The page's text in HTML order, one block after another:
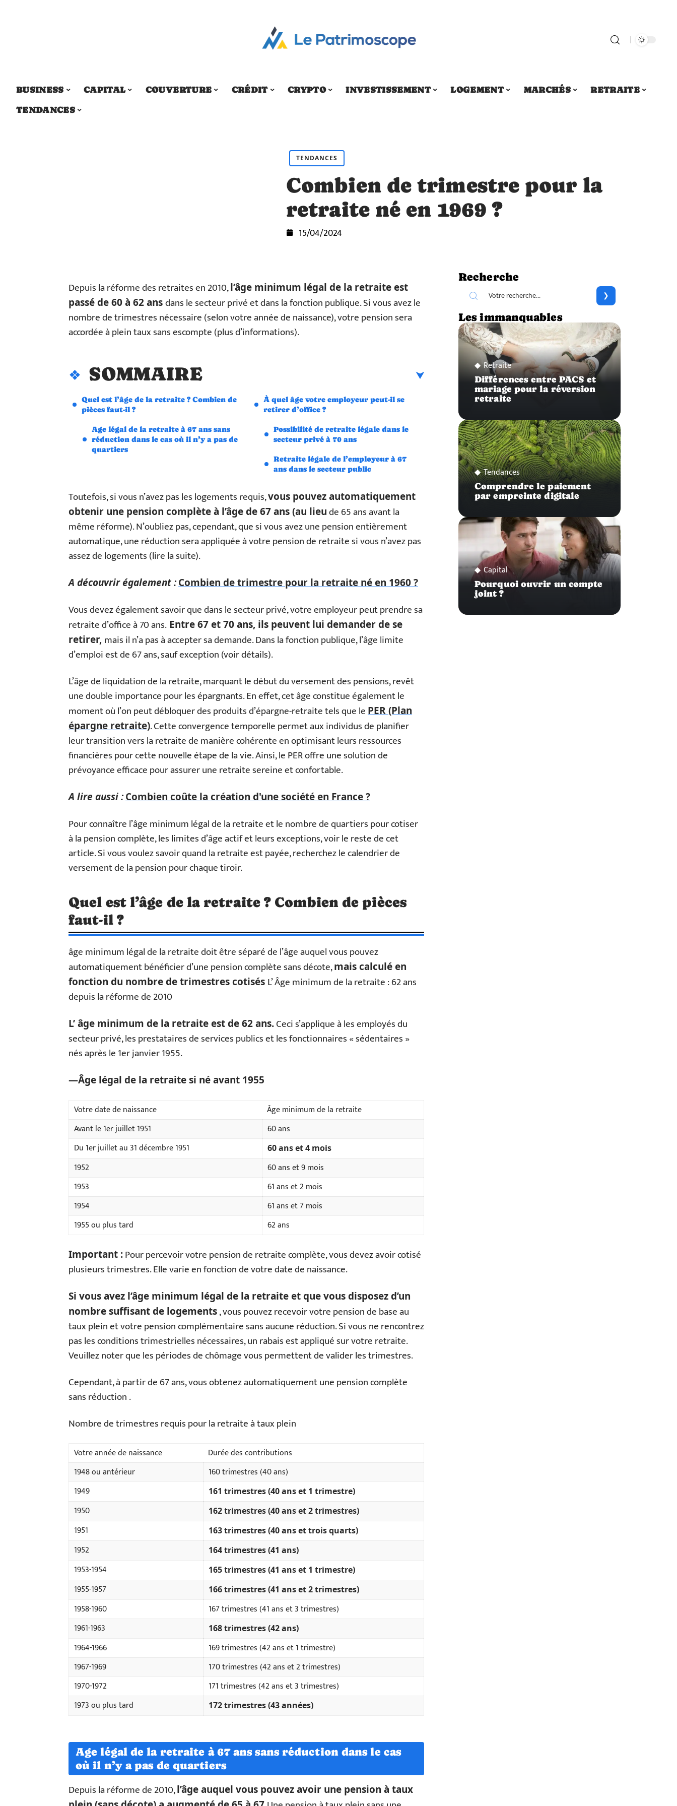
BUSINESS CAPITAL COUVERTURE CRÉDIT CRYPTO INVESTISSEMENT LOGEMENT MARCHÉS
RETRAITE
TENDANCES
TENDANCES
Combien de trimestre pour la
retraite né en 1969 ?
15/04/2024
Depuis la réforme des retraites en 2010,l’âge minimum légal de la retraite est
passé de 60 à 62 ansdans le secteur privé et dans la fonction publique. Si vous avez le
nombre de trimestres nécessaire (selon votre année de naissance), votre pension sera
accordée à plein taux sans escompte (plus d’informations).
SOMMAIRE
Quel est l’âge de la retraite ? Combien de
pièces faut-il ?
Age légal de la retraite à 67 ans sans
réduction dans le cas où il n’y a pas de
quartiers
À quel âge votre employeur peut-il se
retirer d’office ?
Possibilité de retraite légale dans le
secteur privé à 70 ans
Retraite légale de l’employeur à 67
ans dans le secteur public
Toutefois, si vous n’avez pas les logements requis,vous pouvez automatiquement
obtenir une pension complète à l’âge de 67 ans (au lieude 65 ans avant la
même réforme). N’oubliez pas, cependant, que si vous avez une pension entièrement
automatique, une réduction sera appliquée à votre pension de retraite si vous n’avez pas
assez de logements (lire la suite).
A découvrir également :Combien de trimestre pour la retraite né en 1960 ?
Vous devez également savoir que dans le secteur privé, votre employeur peut prendre sa
retraite d’office à 70 ans. Entre 67 et 70 ans, ils peuvent lui demander de se
retirer, mais il n’a pas à accepter sa demande. Dans la fonction publique, l’âge limite
d’emploi est de 67 ans, sauf exception (voir détails).
L’âge de liquidation de la retraite, marquant le début du versement des pensions, revêt
une double importance pour les épargnants. En effet, cet âge constitue également le
moment où l’on peut débloquer des produits d’épargne-retraite tels que le PER (Plan
épargne retraite). Cette convergence temporelle permet aux individus de planifier
leur transition vers la retraite de manière cohérente en optimisant leurs ressources
financières pour cette nouvelle étape de la vie. Ainsi, le PER offre une solution de
prévoyance efficace pour assurer une retraite sereine et confortable.
A lire aussi :Combien coûte la création d'une société en France ?
Pour connaître l’âge minimum légal de la retraite et le nombre de quartiers pour cotiser
à la pension complète, les limites d’âge actif et leurs exceptions, voir le reste de cet
article. Si vous voulez savoir quand la retraite est payée, recherchez le calendrier de
versement de la pension pour chaque tiroir.
Quel est l’âge de la retraite ? Combien de pièces
faut-il ?
âge minimum légal de la retraite doit être séparé de l’âge auquel vous pouvez
automatiquement bénéficier d’une pension complète sans décote,mais calculé en
fonction du nombre de trimestres cotisés L’ Âge minimum de la retraite : 62 ans
depuis la réforme de 2010
L’ âge minimum de la retraite est de 62 ans.Ceci s’applique à les employés du
secteur privé, les prestataires de services publics et les fonctionnaires « sédentaires »
nés après le 1er janvier 1955.
—Âge légal de la retraite si né avant 1955
Votre date de naissance
Âge minimum de la retraite
Avant le 1er juillet 1951
60 ans
Du 1er juillet au 31 décembre 1951
60 ans et 4 mois
1952
60 ans et 9 mois
1953
61 ans et 2 mois
1954
61 ans et 7 mois
1955 ou plus tard
62 ans
Important :Pour percevoir votre pension de retraite complète, vous devez avoir cotisé
plusieurs trimestres. Elle varie en fonction de votre date de naissance.
Si vous avez l’âge minimum légal de la retraite et que vous disposez d’un
nombre suffisant de logements, vous pouvez recevoir votre pension de base au
taux plein et votre pension complémentaire sans aucune réduction. Si vous ne rencontrez
pas les conditions trimestrielles nécessaires, un rabais est appliqué sur votre retraite.
Veuillez noter que les périodes de chômage vous permettent de valider les trimestres.
Cependant, à partir de 67 ans, vous obtenez automatiquement une pension complète
sans réduction .
Nombre de trimestres requis pour la retraite à taux plein
Votre année de naissance
Durée des contributions
1948 ou antérieur
160 trimestres (40 ans)
1949
161 trimestres (40 ans et 1 trimestre)
1950 162 trimestres (40 ans et 2 trimestres)
1951 163 trimestres (40 ans et trois quarts)
1952 164 trimestres (41 ans)
1953-1954 165 trimestres (41 ans et 1 trimestre)
1955-1957 166 trimestres (41 ans et 2 trimestres)
1958-1960
167 trimestres (41 ans et 3 trimestres)
1961-1963
168 trimestres (42 ans)
1964-1966
169 trimestres (42 ans et 1 trimestre)
1967-1969
170 trimestres (42 ans et 2 trimestres)
1970-1972
171 trimestres (42 ans et 3 trimestres)
1973 ou plus tard
172 trimestres (43 années)
Age légal de la retraite à 67 ans sans réduction dans le cas
où il n’y a pas de quartiers
Depuis la réforme de 2010,l’âge auquel vous pouvez avoir une pension à taux
Recherche
Les immanquables
Retraite
Différences entre PACS et
mariage pour la réversion
retraite
Tendances
Comprendre le paiement
par empreinte digitale
Capital
Pourquoi ouvrir un compte
joint ?